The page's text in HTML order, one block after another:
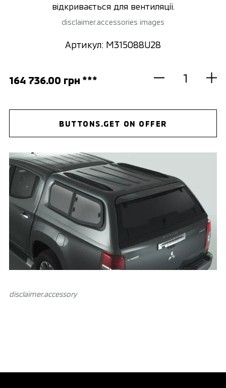
відкривається для вентиляції.
disclaimer.accessories images
Артикул: M315088U28
164 736.00 грн ***
BUTTONS.GET ON OFFER
disclaimer.аccessory